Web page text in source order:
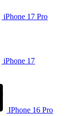
iPhone 17 Pro
iPhone 17
IPhone 16 Pro